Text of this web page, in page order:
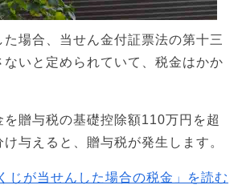
場合、当せん金付証票法の第十三
いと定められていて、税金はかか
を贈与税の基礎控除額110万円を超
与えると、贈与税が発生します。
じが当せんした場合の税金」を読む